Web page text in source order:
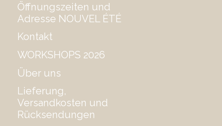
Öffnungszeiten und
Adresse NOUVEL ÉTÉ
Kontakt
WORKSHOPS 2026
Über uns
Lieferung,
Versandkosten und
Rücksendungen